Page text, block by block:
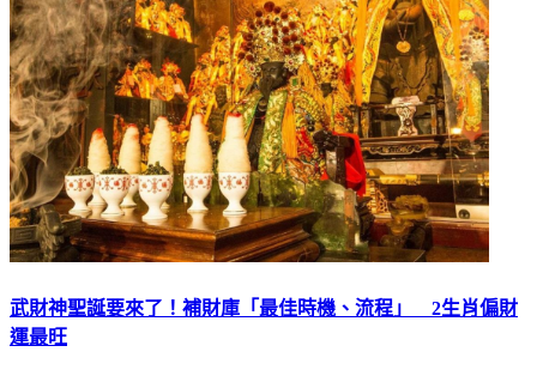
武財神聖誕要來了！補財庫「最佳時機、流程」 2生肖偏財
運最旺